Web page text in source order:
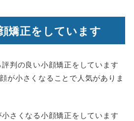
矯正をしています
判の良い小顔矯正をしています
が小さくなることで人気がありま
さくなる小顔矯正をしています